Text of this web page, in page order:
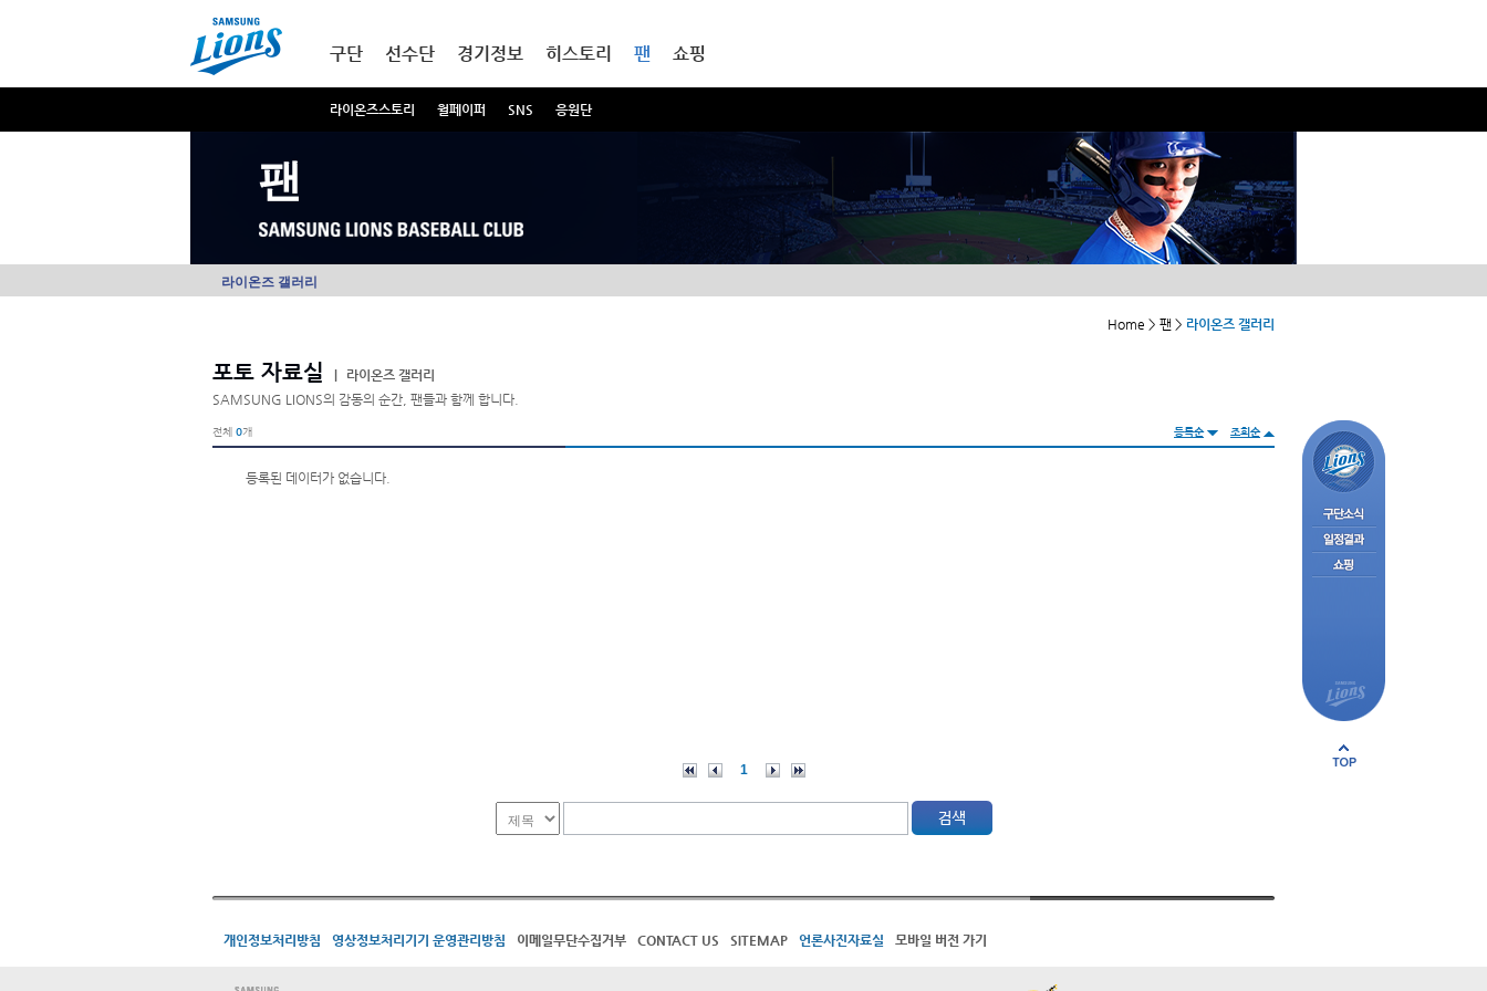
구단 선수단 경기정보 히스토리 팬
라이온즈스토리 월페이퍼 SNS 응원단
쇼핑
팬
라이온즈 갤러리
Home > 팬 > 라이온즈 갤러리
포토 자료실
라이온즈 갤러리
SAMSUNG LIONS의 감동의 순간, 팬들과 함께 합니다.
전체 0개 등록순 조회순
등록된 데이터가 없습니다.
1
개인정보처리방침 영상정보처리기기 운영관리방침 이메일무단수집거부 CONTACT US SITEMAP 언론사진자료실 모바일 버전 가기